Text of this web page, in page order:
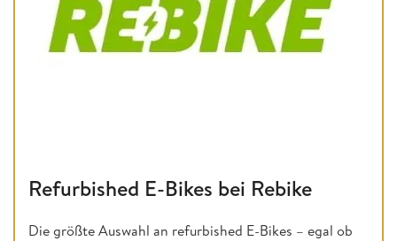
Refurbished E-Bikes bei Rebike
Die größte Auswahl an refurbished E-Bikes – egal ob